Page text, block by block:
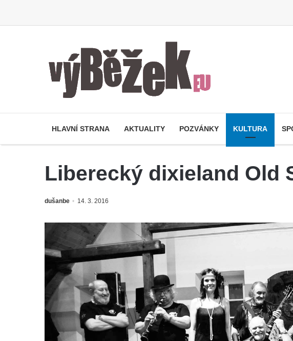
HLAVNÍ STRANA AKTUALITY POZVÁNKY KULTURA
Liberecký dixieland Old
dušanbe 14. 3. 2016